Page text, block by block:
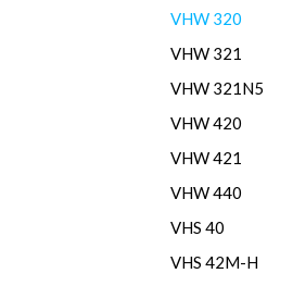
VHW 320
VHW 321
VHW 321N5
VHW 420
VHW 421
VHW 440
VHS 40
VHS 42M-H